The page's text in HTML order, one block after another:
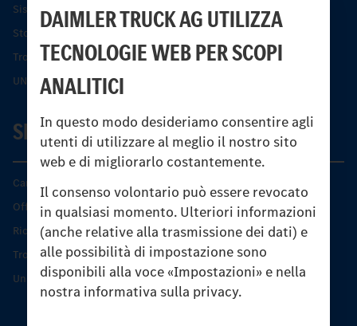
DAIMLER TRUCK AG UTILIZZA
TECNOLOGIE WEB PER SCOPI
ANALITICI
In questo modo desideriamo consentire agli
utenti di utilizzare al meglio il nostro sito
web e di migliorarlo costantemente.
Il consenso volontario può essere revocato
in qualsiasi momento. Ulteriori informazioni
(anche relative alla trasmissione dei dati) e
alle possibilità di impostazione sono
disponibili alla voce «Impostazioni» e nella
nostra informativa sulla privacy.
Sistemi di assistenza alla guida e di sicurezza
Storia dell’Unimog
Trovare un partner
UNI-TOUCH®
SERVIZIO
Caratteristiche di prodotto
Offerta di servizio Unimog
Ricambi originali
Trovare un partner
Unimog Service Days